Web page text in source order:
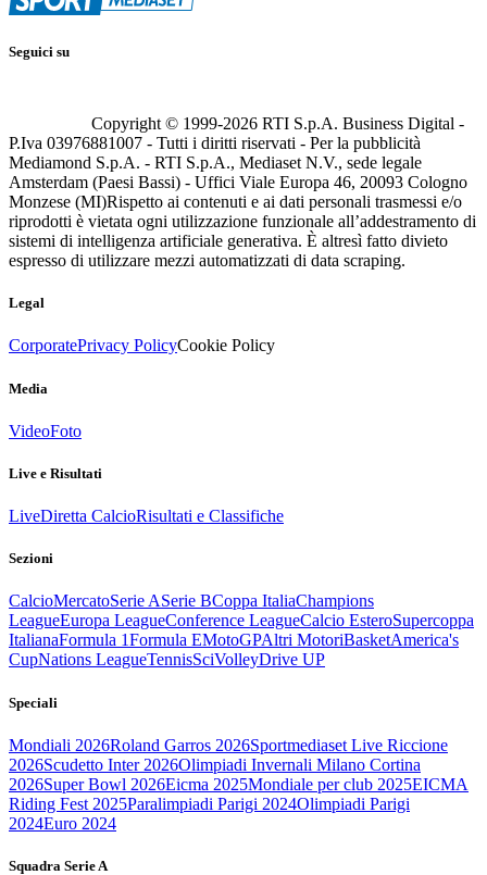
Seguici su
Copyright © 1999-2026 RTI S.p.A. Business Digital -
P.Iva 03976881007 - Tutti i diritti riservati - Per la pubblicità
Mediamond S.p.A. - RTI S.p.A., Mediaset N.V., sede legale
Amsterdam (Paesi Bassi) - Uffici Viale Europa 46, 20093 Cologno
Monzese (MI)Rispetto ai contenuti e ai dati personali trasmessi e/o
riprodotti è vietata ogni utilizzazione funzionale all’addestramento di
sistemi di intelligenza artificiale generativa. È altresì fatto divieto
espresso di utilizzare mezzi automatizzati di data scraping.
Legal
CorporatePrivacy PolicyCookie Policy
Media
VideoFoto
Live e Risultati
LiveDiretta CalcioRisultati e Classifiche
Sezioni
CalcioMercatoSerie ASerie BCoppa ItaliaChampions
LeagueEuropa LeagueConference LeagueCalcio EsteroSupercoppa
ItalianaFormula 1Formula EMotoGPAltri MotoriBasketAmerica's
CupNations LeagueTennisSciVolleyDrive UP
Speciali
Mondiali 2026Roland Garros 2026Sportmediaset Live Riccione
2026Scudetto Inter 2026Olimpiadi Invernali Milano Cortina
2026Super Bowl 2026Eicma 2025Mondiale per club 2025EICMA
Riding Fest 2025Paralimpiadi Parigi 2024Olimpiadi Parigi
2024Euro 2024
Squadra Serie A